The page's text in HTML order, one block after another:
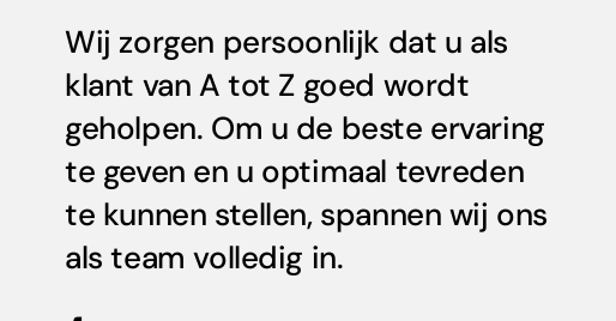
Wij zorgen persoonlijk dat u als
klant van A tot Z goed wordt
geholpen. Om u de beste ervaring
te geven en u optimaal tevreden
te kunnen stellen, spannen wij ons
als team volledig in.